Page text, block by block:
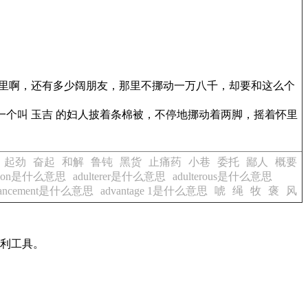
啊，还有多少阔朋友，那里不挪动一万八千，却要和这么个
个叫 玉吉 的妇人披着条棉被，不停地挪动着两脚，摇着怀里
起劲 奋起 和解 鲁钝 黑货 止痛药 小巷 委托 鄙人
概要
是什么意思
adulterer是什么意思
adulterous是什么意思
是什么意思
advantage 1是什么意思 唬 绳 牧 褒 风
工具。